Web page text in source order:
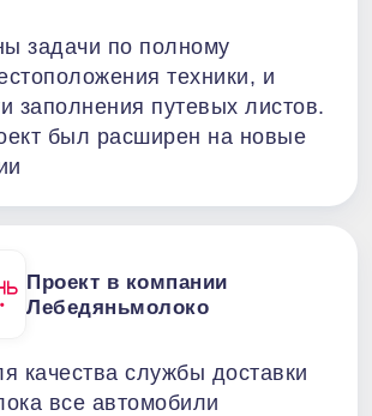
задачи по полному
техники, и
заполнения путевых листов.
был расширен на новые
Проект в компании
Лебедяньмолоко
качества службы доставки
все автомобили